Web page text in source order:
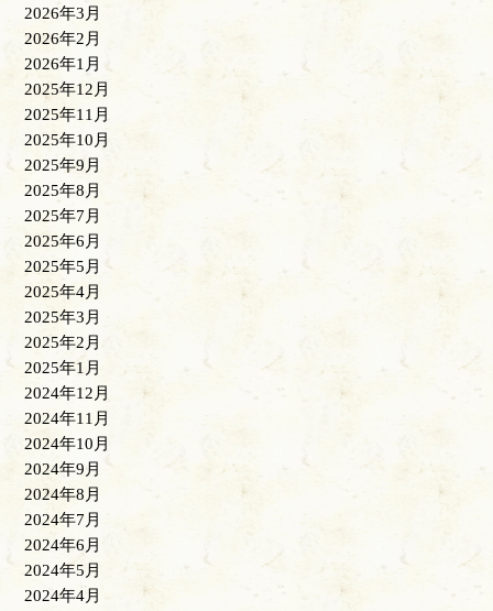
2026年3月
2026年2月
2026年1月
2025年12月
2025年11月
2025年10月
2025年9月
2025年8月
2025年7月
2025年6月
2025年5月
2025年4月
2025年3月
2025年2月
2025年1月
2024年12月
2024年11月
2024年10月
2024年9月
2024年8月
2024年7月
2024年6月
2024年5月
2024年4月